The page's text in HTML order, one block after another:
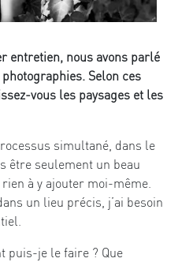
entretien, nous avons parlé
Selon ces
vous les paysages et les
simultané, dans le
être seulement un beau
à y ajouter moi-même.
un lieu précis, j’ai besoin
puis-je le faire ? Que